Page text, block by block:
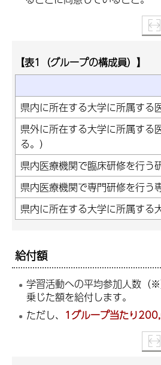
【表1（グループの構成員）】
県内に所在する大学に所属する
県外に所在する大学に所属する
る。）
県内医療機関で臨床研修を行う
県内医療機関で専門研修を行う
県内に所在する大学に所属する
給付額
学習活動への平均参加人数（
乗じた額を給付します。
ただし、 1グループ当たり